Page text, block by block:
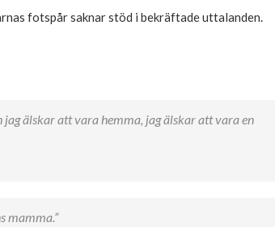
fotspår saknar stöd i bekräftade uttalanden.
älskar att vara hemma, jag älskar att vara en
mamma.”